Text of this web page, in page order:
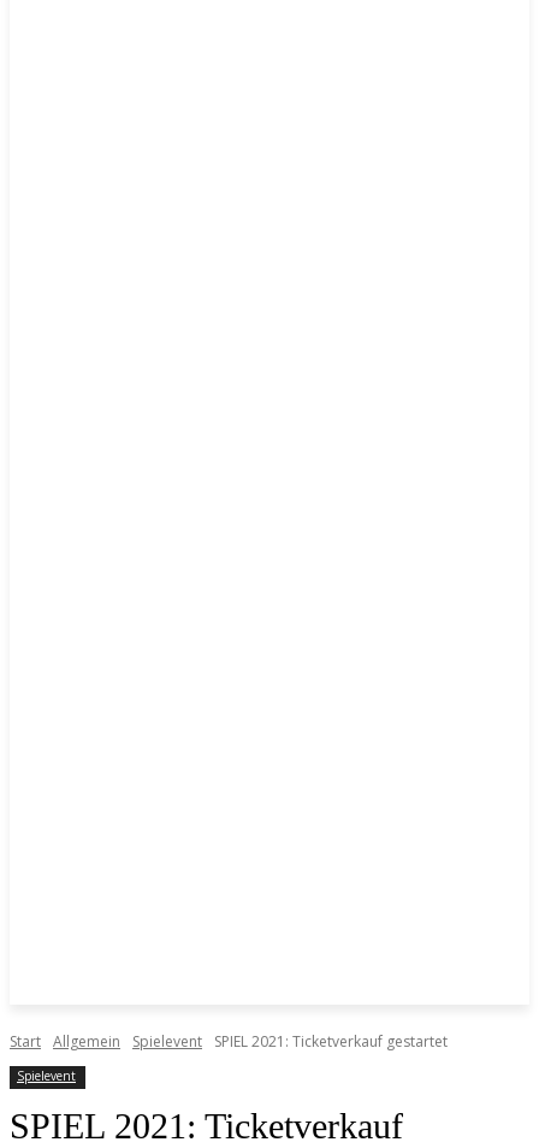
Start Allgemein Spielevent SPIEL 2021: Ticketverkauf gestartet
Spielevent
SPIEL 2021: Ticketverkauf